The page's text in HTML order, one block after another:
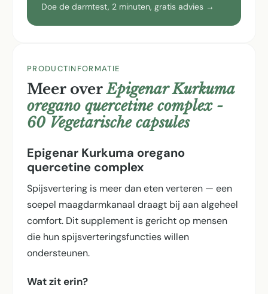
Doe de darmtest, 2 minuten, gratis advies →
PRODUCTINFORMATIE
Meer overEpigenar Kurkuma
oregano quercetine complex -
60 Vegetarische capsules
Epigenar Kurkuma oregano
quercetine complex
Spijsvertering is meer dan eten verteren — een
soepel maagdarmkanaal draagt bij aan algeheel
comfort. Dit supplement is gericht op mensen
die hun spijsverterings­functies willen
ondersteunen.
Wat zit erin?